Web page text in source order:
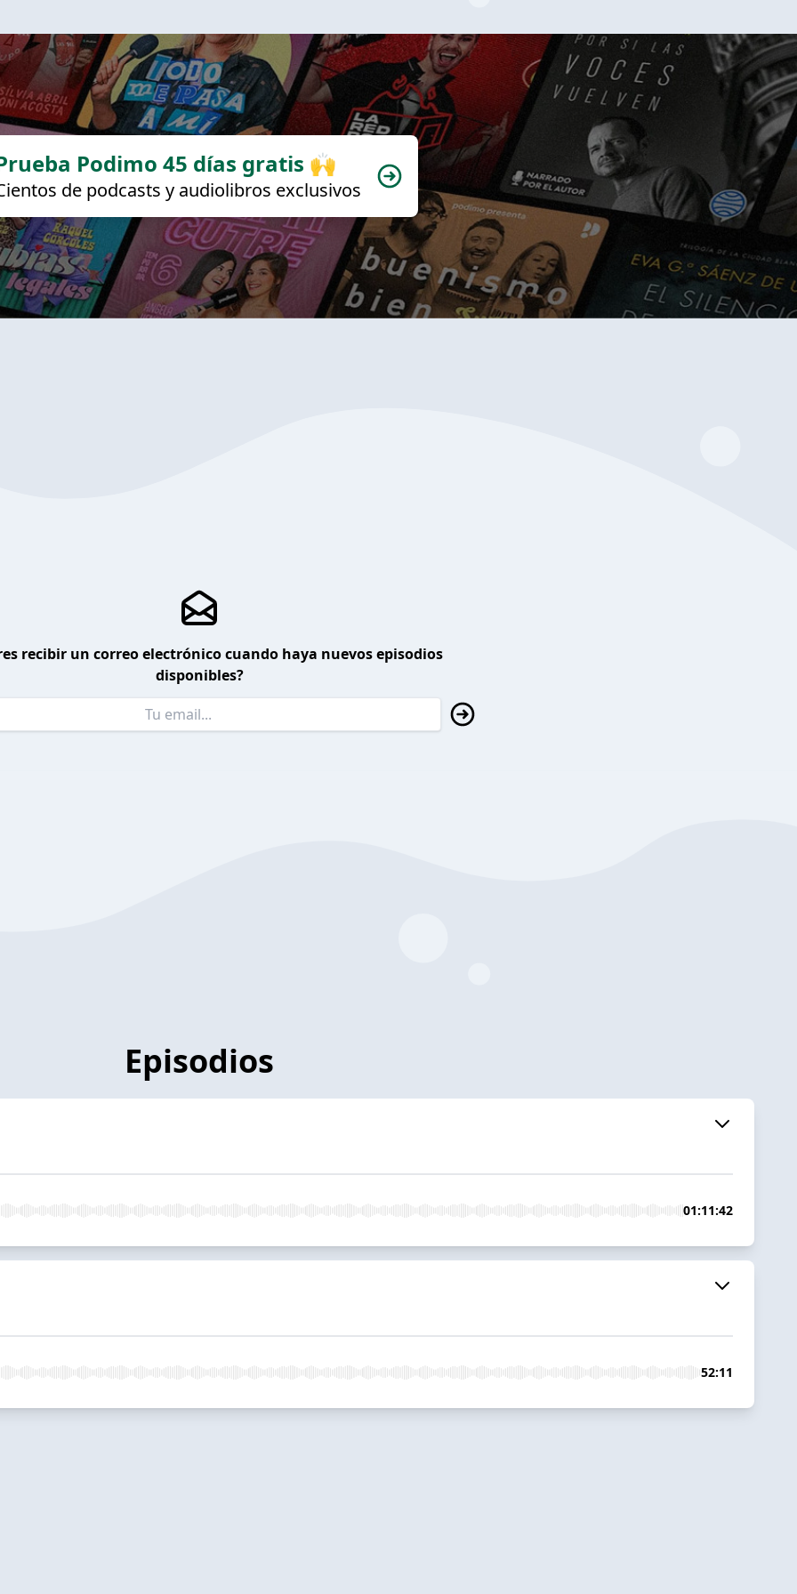
Podimo 45 días gratis 🙌
de podcasts y audiolibros exclusivos
recibir un correo electrónico cuando haya nuevos episodios
disponibles?
Episodios
01:11:42
52:11